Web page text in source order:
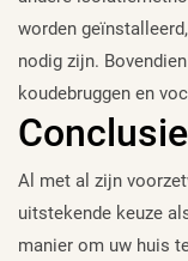
worden
nodig zijn.
koudebruggen en
Conclusie
Al met al zijn
uitstekende keuze
manier om uw huis